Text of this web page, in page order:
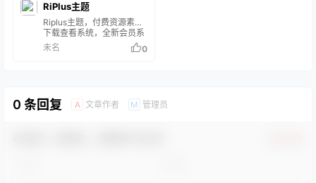
需插件，集成强大的支付，
后台管理，用户体验舒服。
支持卡密，充值，积分，会
员，高级筛选，推广佣金，
作者佣金，前台创建文章，
证码，等等等等！最新支付
RiPlus主题
Riplus主题，付费资源素材
下载查看系统，全新会员系
统，注重会员体系分离，一
键开启关闭会员系统/单独付
播放，完全无缝的后台管
理，更加舒适的手机自适应
未名 0
0 条回复 A 文章作者 M 管理员